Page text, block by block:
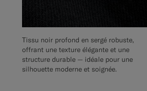
Tissu noir profond en sergé robuste,
offrant une texture élégante et une
structure durable — idéale pour une
silhouette moderne et soignée.